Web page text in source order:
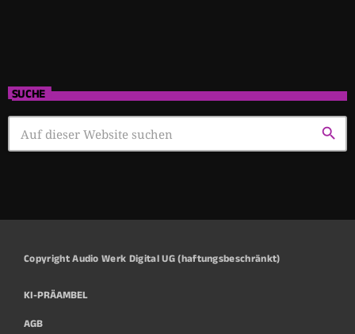
SUCHE
search
Copyright Audio Werk Digital UG (haftungsbeschränkt)
KI-PRÄAMBEL
AGB